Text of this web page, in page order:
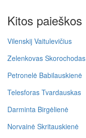
Kitos paieškos
Vilenskij Vaitulevičius
Zelenkovas Skorochodas
Petronelė Babilauskienė
Telesforas Tvardauskas
Darminta Birgėlienė
Norvainė Skritauskienė